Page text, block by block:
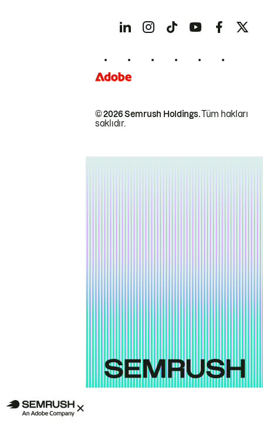
© 2026 Semrush Holdings.Tüm hakları
saklıdır.